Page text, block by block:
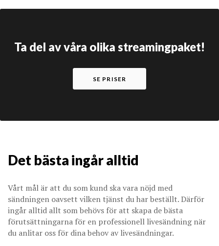
Ta del av våra olika streamingpaket!
SE PRISER
Det bästa ingår alltid
Vårt mål är att du som kund ska vara nöjd med
sändningen oavsett vilken tjänst du har beställt. Därför
ingår alltid allt som behövs för att skapa de bästa
förutsättningarna för en professionell livesändning när
du anlitar oss för dina behov av livesändningar.